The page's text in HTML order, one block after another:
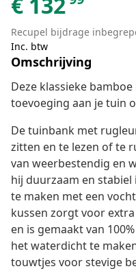
Recupel bijdrage
Inc. btw
Omschrijving
Deze klassieke
toevoeging aan je tuin
De tuinbank met
zitten en te lezen of te
van weerbestendig en
hij duurzaam en
te maken met een
kussen zorgt voor
en is gemaakt van
het waterdicht te
touwtjes voor stevige